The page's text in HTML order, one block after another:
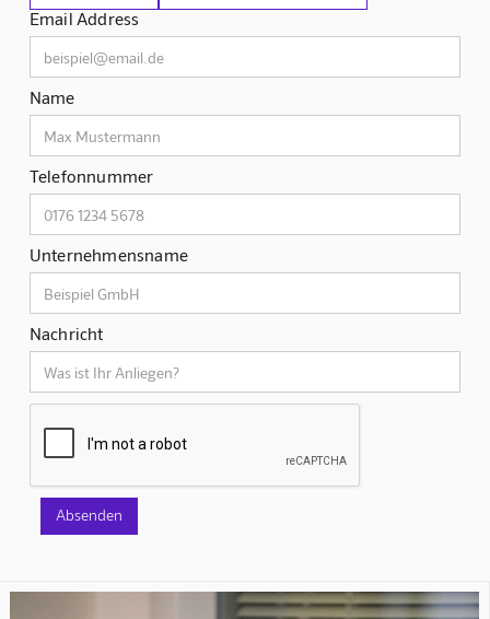
Email Address
Name
Telefonnummer
Unternehmensname
Nachricht